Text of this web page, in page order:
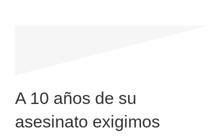
A 10 años de su
asesinato exigimos